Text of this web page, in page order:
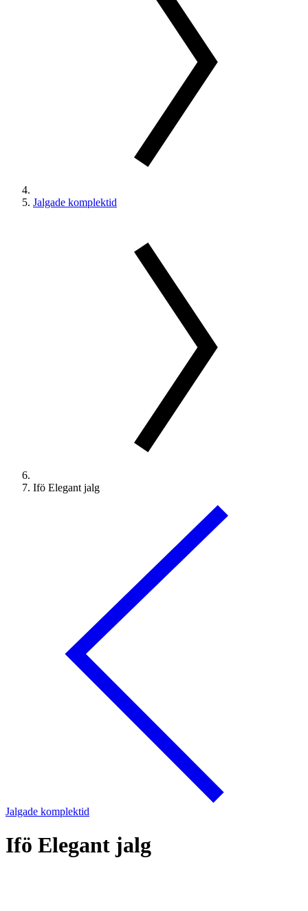
Jalgade komplektid
Ifö Elegant jalg
Jalgade komplektid
Ifö Elegant jalg